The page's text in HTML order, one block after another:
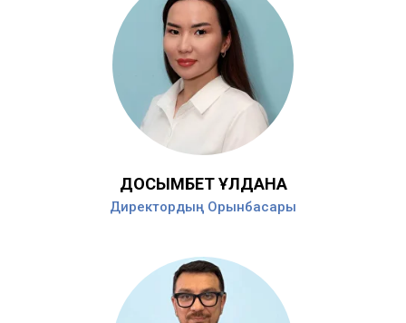
ДОСЫМБЕТ ҰЛДАНА
Директордың Орынбасары